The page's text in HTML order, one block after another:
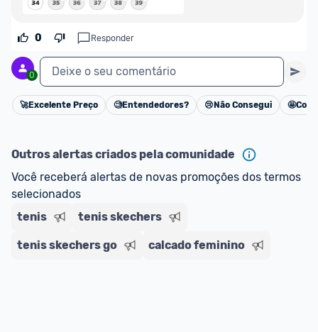
*Confira
aqui as regras e condições!
0 Responder
0 Deixe o seu comentário
Cancelar
🚀Excelente Preço 🧐Entendedores? 😢 Não Consegui 🤩
Outros alertas criados pela comunidade
Você receberá alertas de novas promoções dos termos
selecionados
tenis
tenis skechers
tenis skechers go calcado feminino